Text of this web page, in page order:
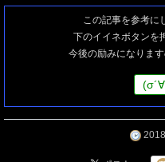
この記事を参考に
下のイイネボタンを
今後の励みになりま
(σ